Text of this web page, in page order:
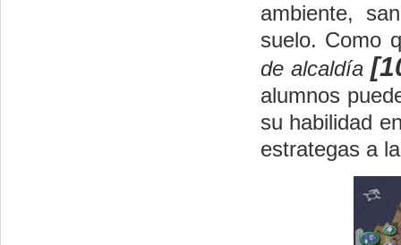
ambiente,
suelo. Como
de alcaldía
alumnos
su habilidad
estrategas a